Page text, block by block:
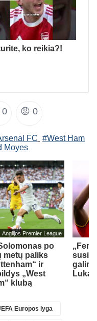
ko reikia?!
0 😡 0
FC #West Ham
Moyes
Anglijos Premier League
po
metų paliks
ir
„West
klubą
Europos lyga